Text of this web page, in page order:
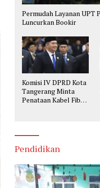
Permudah Layanan UPT
Luncurkan Bookir
Komisi IV DPRD Kota
Tangerang Minta
Penataan Kabel Fiber
Pendidikan